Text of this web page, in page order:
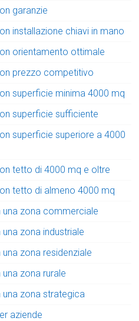
garanzie
installazione chiavi in mano
orientamento ottimale
prezzo competitivo
superficie minima 4000 mq
superficie sufficiente
superficie superiore a 4000
tetto di 4000 mq e oltre
tetto di almeno 4000 mq
zona commerciale
zona industriale
zona residenziale
zona rurale
zona strategica
aziende